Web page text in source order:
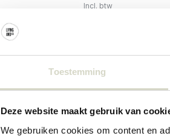
Toestemming
Deze website maakt gebruik van
We gebruiken cookies om content en
Incl. btw
SALE 10%